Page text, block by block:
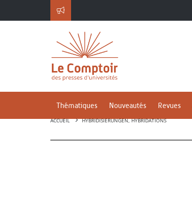
Thématiques Nouveautés Revues
ACCUEIL HYBRIDISIERUNGEN, HYBRIDATIONS